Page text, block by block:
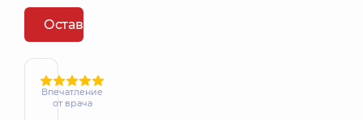
Оставить отзыв
Впечатление
от врача